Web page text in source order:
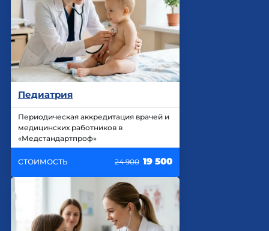
Педиатрия
Периодическая аккредитация врачей и
медицинских работников в
«Медстандартпроф»
СТОИМОСТЬ 24 900 19 500